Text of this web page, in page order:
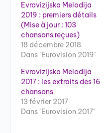
Evrovizijska Melodija
2019 : premiers détails
(Mise à jour : 103
chansons reçues)
18 décembre 2018
Dans "Eurovision 2019"
Evrovizijska Melodija
2017 : les extraits des 16
chansons
13 février 2017
Dans "Eurovision 2017"